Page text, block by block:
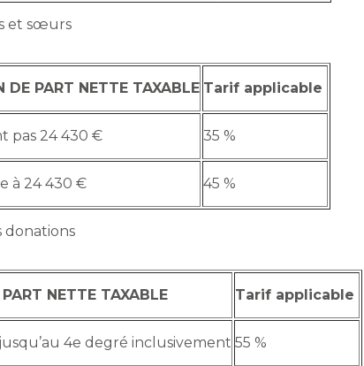
et sœurs
DE PART NETTE TAXABLE Tarif applicable
pas 24 430 € 35 %
à 24 430 € 45 %
donations
NETTE TAXABLE Tarif applicable
4e degré inclusivement 55 %